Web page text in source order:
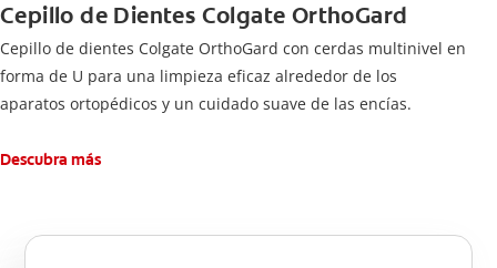
Cepillo de Dientes Colgate OrthoGard
Cepillo de dientes Colgate OrthoGard con cerdas multinivel en
forma de U para una limpieza eficaz alrededor de los
aparatos ortopédicos y un cuidado suave de las encías.
Descubra más